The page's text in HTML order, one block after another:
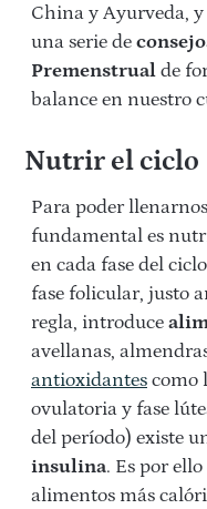
China y Ayurveda, y
una serie de
Premenstrual de
balance en nuestro
Nutrir el ciclo
Para poder
fundamental es
en cada fase del
fase folicular, justo
regla, introduce
avellanas,
antioxidantes como
ovulatoria y fase
del período) existe
insulina. Es por
alimentos más